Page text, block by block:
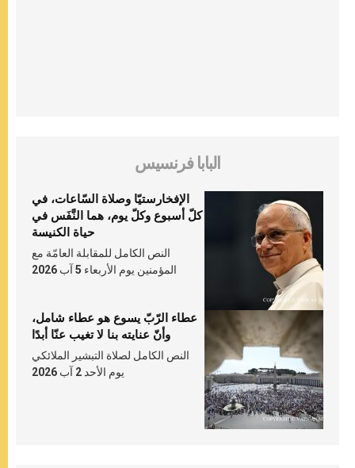
البابا فرنسيس
الإفخارستيّا وصلاة السّاعات، في
كلّ أسبوع وكلّ يوم، هما النَّفَس في
حياة الكنيسة
النص الكامل للمقابلة العامّة مع
المؤمنين يوم الأربعاء 5 آب 2026
عطاء الرّبّ يسوع هو عطاء شامل،
وأنّ عنايته بنا لا تغيب عنّا أبدًا
النص الكامل لصلاة التبشير الملائكي
يوم الأحد 2 آب 2026